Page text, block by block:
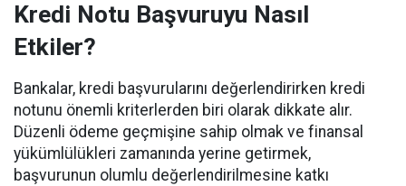
Kredi Notu Başvuruyu Nasıl
Etkiler?
Bankalar, kredi başvurularını değerlendirirken kredi
notunu önemli kriterlerden biri olarak dikkate alır.
Düzenli ödeme geçmişine sahip olmak ve finansal
yükümlülükleri zamanında yerine getirmek,
başvurunun olumlu değerlendirilmesine katkı